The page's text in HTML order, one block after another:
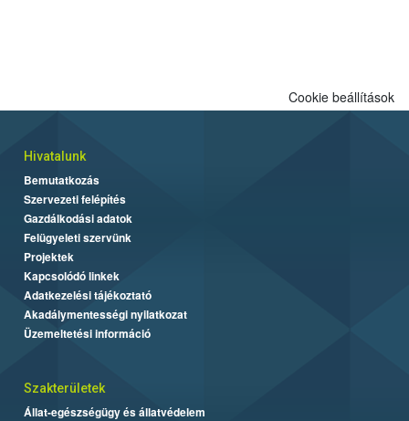
Cookie beállítások
Hivatalunk
Bemutatkozás
Szervezeti felépítés
Gazdálkodási adatok
Felügyeleti szervünk
Projektek
Kapcsolódó linkek
Adatkezelési tájékoztató
Akadálymentességi nyilatkozat
Üzemeltetési információ
Szakterületek
Állat-egészségügy és állatvédelem